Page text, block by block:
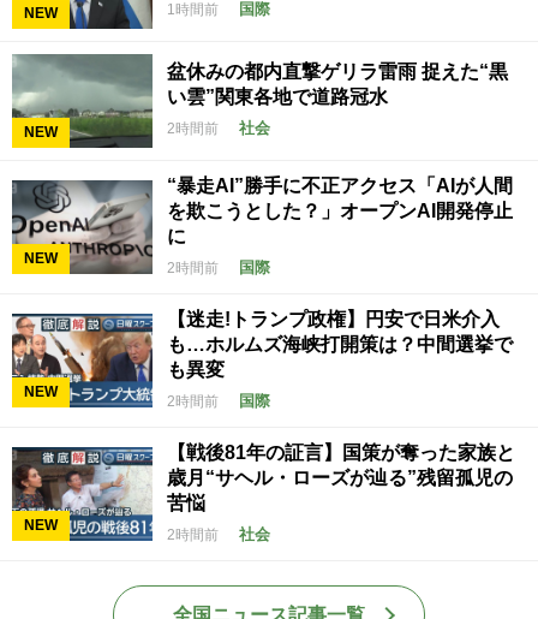
NEW 1時間前 国際
NEW
盆休みの都内直撃ゲリラ雷雨 捉えた“黒
い雲”関東各地で道路冠水
2時間前 社会
NEW
“暴走AI”勝手に不正アクセス「AIが人間
を欺こうとした？」オープンAI開発停止
に
2時間前 国際
NEW
【迷走!トランプ政権】円安で日米介入
も…ホルムズ海峡打開策は？中間選挙で
も異変
2時間前 国際
NEW
【戦後81年の証言】国策が奪った家族と
歳月“サヘル・ローズが辿る”残留孤児の
苦悩
2時間前 社会
全国ニュース記事一覧